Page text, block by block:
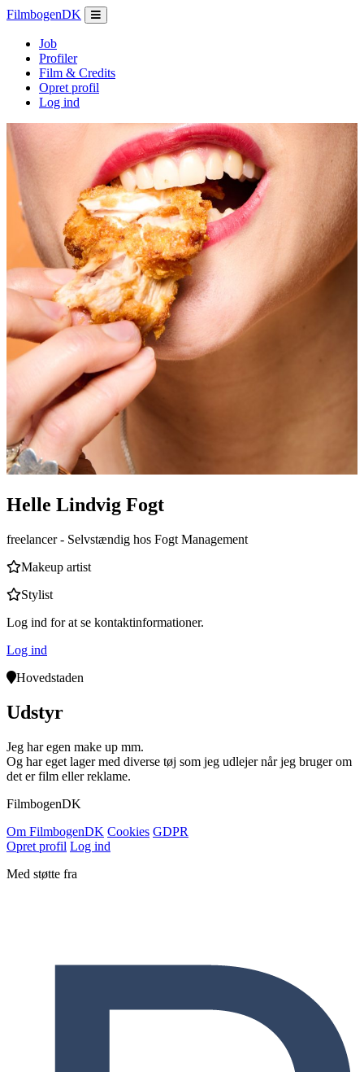
FilmbogenDK
Job
Profiler
Film & Credits
Opret profil
Log ind
Helle Lindvig Fogt
freelancer- Selvstændig hos Fogt Management
Makeup artist
Stylist
Log ind for at se kontaktinformationer.
Log ind
Hovedstaden
Udstyr
Jeg har egen make up mm.
Og har eget lager med diverse tøj som jeg udlejer når jeg bruger om
det er film eller reklame.
FilmbogenDK
Om FilmbogenDK Cookies GDPR
Opret profil Log ind
Med støtte fra